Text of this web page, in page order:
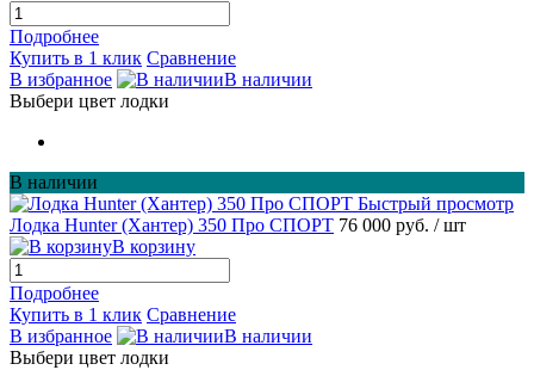
Подробнее
Купить в 1 клик Сравнение
В избранное
В наличии
Выбери цвет лодки
В наличии
Быстрый просмотр
Лодка Hunter (Хантер) 350 Про СПОРТ 76 000 руб. / шт
В корзину
Подробнее
Купить в 1 клик Сравнение
В избранное
В наличии
Выбери цвет лодки